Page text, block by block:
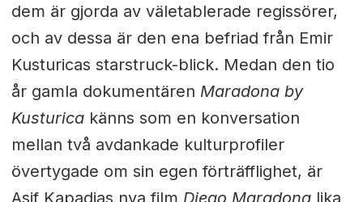
dem är gjorda av väletablerade regissörer,
och av dessa är den ena befriad från Emir
Kusturicas starstruck-blick. Medan den tio
år gamla dokumentären Maradona by
Kusturicakänns som en konversation
mellan två avdankade kulturprofiler
övertygade om sin egen förträfflighet, är
Asif Kapadias nya film Diego Maradona lika